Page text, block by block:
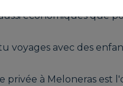
économiques que
voyages avec des
privée à Meloneras est